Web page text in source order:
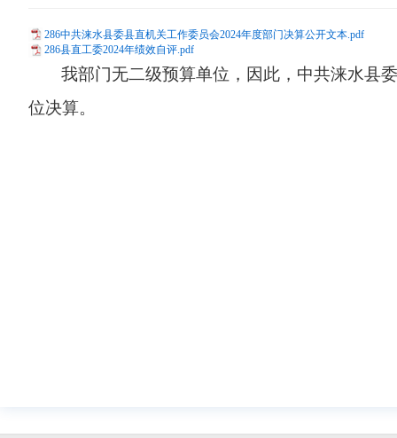
286中共涞水县委县直机关工作委员会2024年度部门决算公开文本.pdf
286县直工委2024年绩效自评.pdf
我部门无二级预算单位，因此，中共涞水县
位决算。